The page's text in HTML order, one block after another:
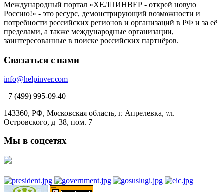
Международный портал «ХЕЛПИНВЕР - открой новую
Россию!» - это ресурс, демонстрирующий возможности и
потребности российских регионов и организаций в РФ и за её
пределами, а также международные организации,
заинтересованные в поиске российских партнёров.
Связаться с нами
info@helpinver.com
+7 (499) 995-09-40
143360, РФ, Московская область, г. Апрелевка, ул.
Островского, д. 38, пом. 7
Мы в соцсетях